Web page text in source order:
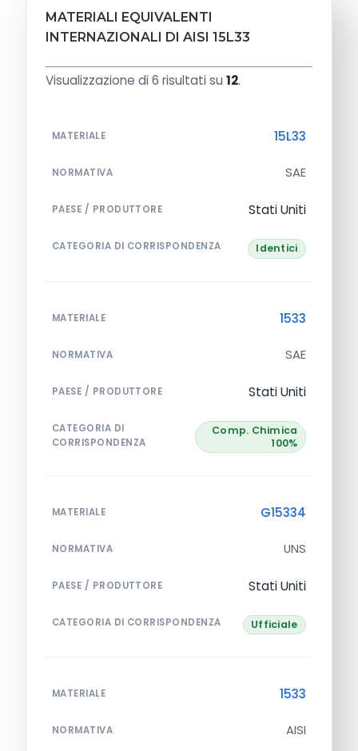
MATERIALI EQUIVALENTI
INTERNAZIONALI DI AISI 15L33
Visualizzazione di 6 risultati su 12.
MATERIALE 15L33
NORMATIVA SAE
PAESE / PRODUTTORE Stati Uniti
CATEGORIA DI CORRISPONDENZA Identici
MATERIALE 1533
NORMATIVA SAE
PAESE / PRODUTTORE Stati Uniti
CATEGORIA DI
CORRISPONDENZA
Comp. Chimica
100%
MATERIALE G15334
NORMATIVA UNS
PAESE / PRODUTTORE Stati Uniti
CATEGORIA DI CORRISPONDENZA Ufficiale
MATERIALE 1533
NORMATIVA AISI